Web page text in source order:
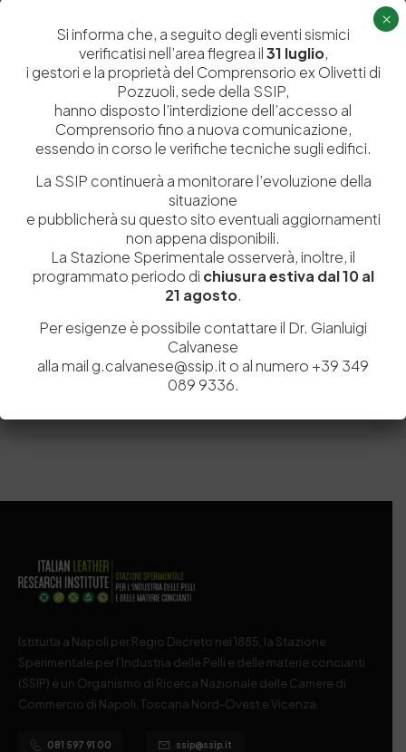
In Evidenza Letture presso la Biblioteca Newsletter
Ecco come la Campania sarà sempre più
protagonista
Ecco come la Campania sarà sempre più protagonista
Pubblicato su CPMC 2/2021 – Le…
Istituita a Napoli per Regio Decreto nel 1885, la Stazione
Sperimentale per l’Industria delle Pelli e delle materie concianti
(SSIP) è un Organismo di Ricerca Nazionale delle Camere di
Commercio di Napoli, Toscana Nord-Ovest e Vicenza.
081 597 91 00 ssip@ssip.it
Si informa che, a seguito degli eventi sismici
verificatisi nell’area flegrea il31 luglio,
i gestori e la proprietà del Comprensorio ex Olivetti di
Pozzuoli, sede della SSIP,
hanno disposto l’interdizione dell’accesso al
Comprensorio fino a nuova comunicazione,
essendo in corso le verifiche tecniche sugli edifici.
La SSIP continuerà a monitorare l’evoluzione della
situazione
e pubblicherà su questo sito eventuali aggiornamenti
non appena disponibili.
La Stazione Sperimentale osserverà, inoltre, il
programmato periodo di chiusura estiva dal 10 al
21 agosto.
Per esigenze è possibile contattare il Dr. Gianluigi
Calvanese
alla mail g.calvanese@ssip.it o al numero +39 349
089 9336.
×